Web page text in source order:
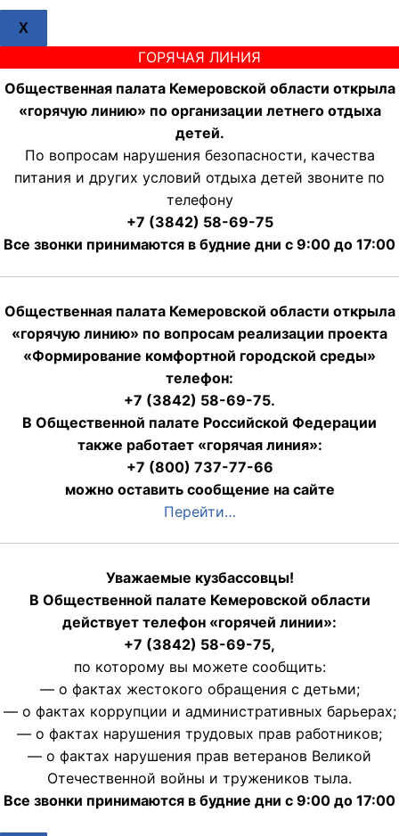
X
ГОРЯЧАЯ ЛИНИЯ
Общественная палата Кемеровской области открыла
«горячую линию» по организации летнего отдыха
детей.
По вопросам нарушения безопасности, качества
питания и других условий отдыха детей звоните по
телефону
+7 (3842) 58-69-75
Все звонки принимаются в будние дни с 9:00 до 17:00
Общественная палата Кемеровской области открыла
«горячую линию» по вопросам реализации проекта
«Формирование комфортной городской среды»
телефон:
+7 (3842) 58-69-75.
В Общественной палате Российской Федерации
также работает «горячая линия»:
+7 (800) 737-77-66
можно оставить сообщение на сайте
Перейти…
Уважаемые кузбассовцы!
В Общественной палате Кемеровской области
действует телефон «горячей линии»:
+7 (3842) 58-69-75,
по которому вы можете сообщить:
— о фактах жестокого обращения с детьми;
— о фактах коррупции и административных барьерах;
— о фактах нарушения трудовых прав работников;
— о фактах нарушения прав ветеранов Великой
Отечественной войны и тружеников тыла.
Все звонки принимаются в будние дни с 9:00 до 17:00